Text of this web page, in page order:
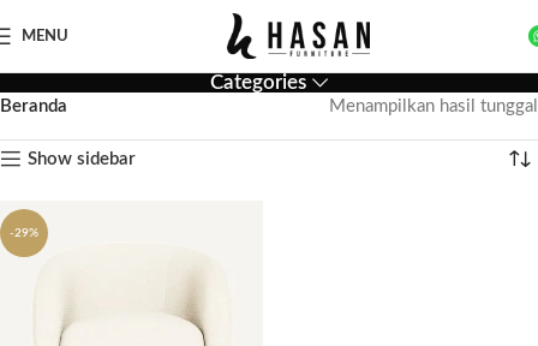
MENU
Categories
Beranda Menampilkan hasil tunggal
Show sidebar
-29%